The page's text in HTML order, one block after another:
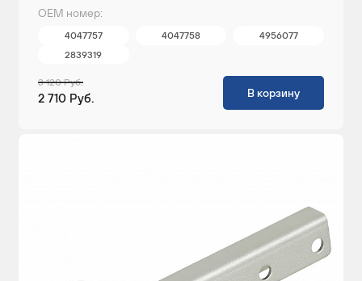
ОЕМ номер:
4047757 4047758
4956077
2839319
3 120 Руб.
2 710 Руб. В корзину